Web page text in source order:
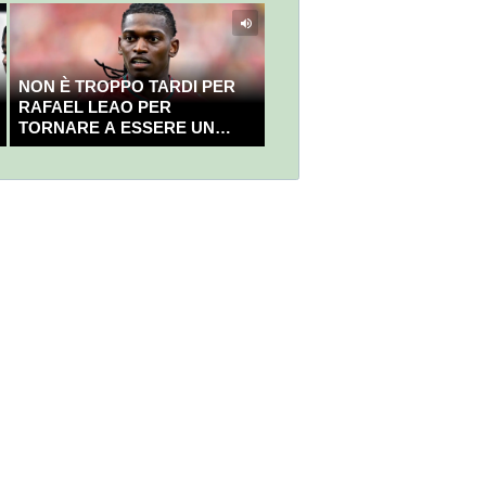
NON È TROPPO TARDI PER
RAFAEL LEAO PER
TORNARE A ESSERE UN
CAMPIONE